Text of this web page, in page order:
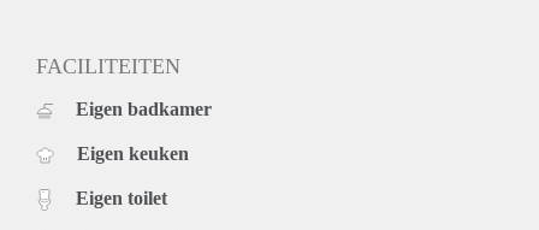
FACILITEITEN
Eigen badkamer
Eigen keuken
Eigen toilet